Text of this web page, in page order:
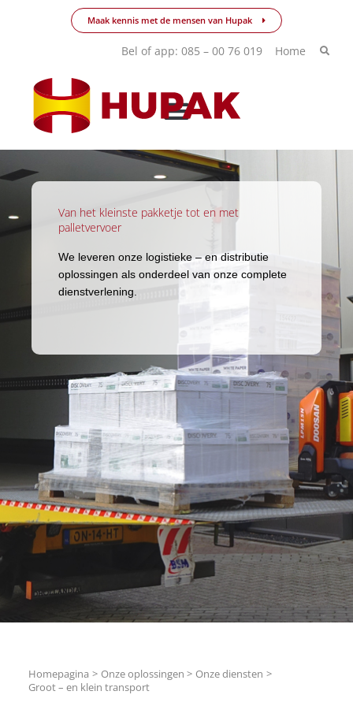
Maak kennis met de mensen van Hupak
Bel of app: 085 – 00 76 019 Home
Van het kleinste pakketje tot en met
palletvervoer
We leveren onze logistieke – en distributie
oplossingen als onderdeel van onze complete
dienstverlening.
Homepagina Onze oplossingen
Onze diensten
Groot – en klein transport